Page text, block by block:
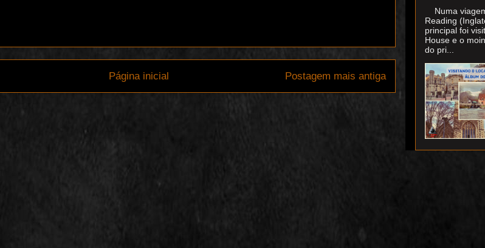
Postagem mais antiga
Página inicial
Numa
Reading
principal foi
House e o
do pri...